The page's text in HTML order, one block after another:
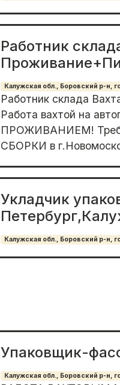
Работник
Калужская обл., Боровский р-н,
Работник склада
Работа вахтой на
ПРОЖИВАНИЕМ!
СБОРКИ в
Укладчик
Калужская обл., Боровский р-н,
Упаковщик-
Калужская обл., Боровский р-н,